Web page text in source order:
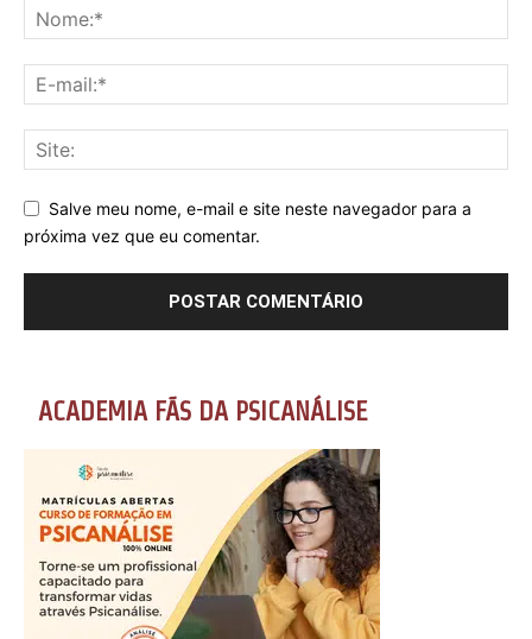
Salve meu nome, e-mail e site neste navegador para a
próxima vez que eu comentar.
ACADEMIA FÃS DA PSICANÁLISE